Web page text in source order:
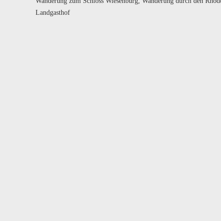
Landgasthof